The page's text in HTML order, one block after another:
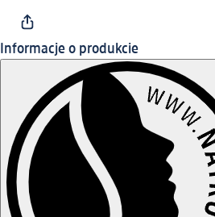
Informacje o produkcie